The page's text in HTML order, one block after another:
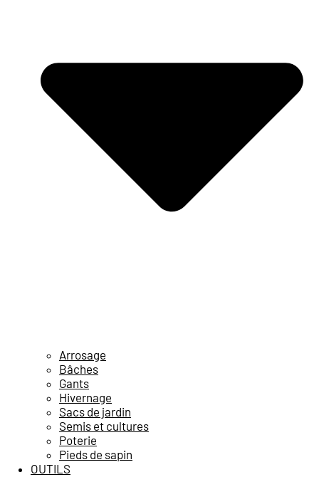
Arrosage
Bâches
Gants
Hivernage
Sacs de jardin
Semis et cultures
Poterie
Pieds de sapin
OUTILS